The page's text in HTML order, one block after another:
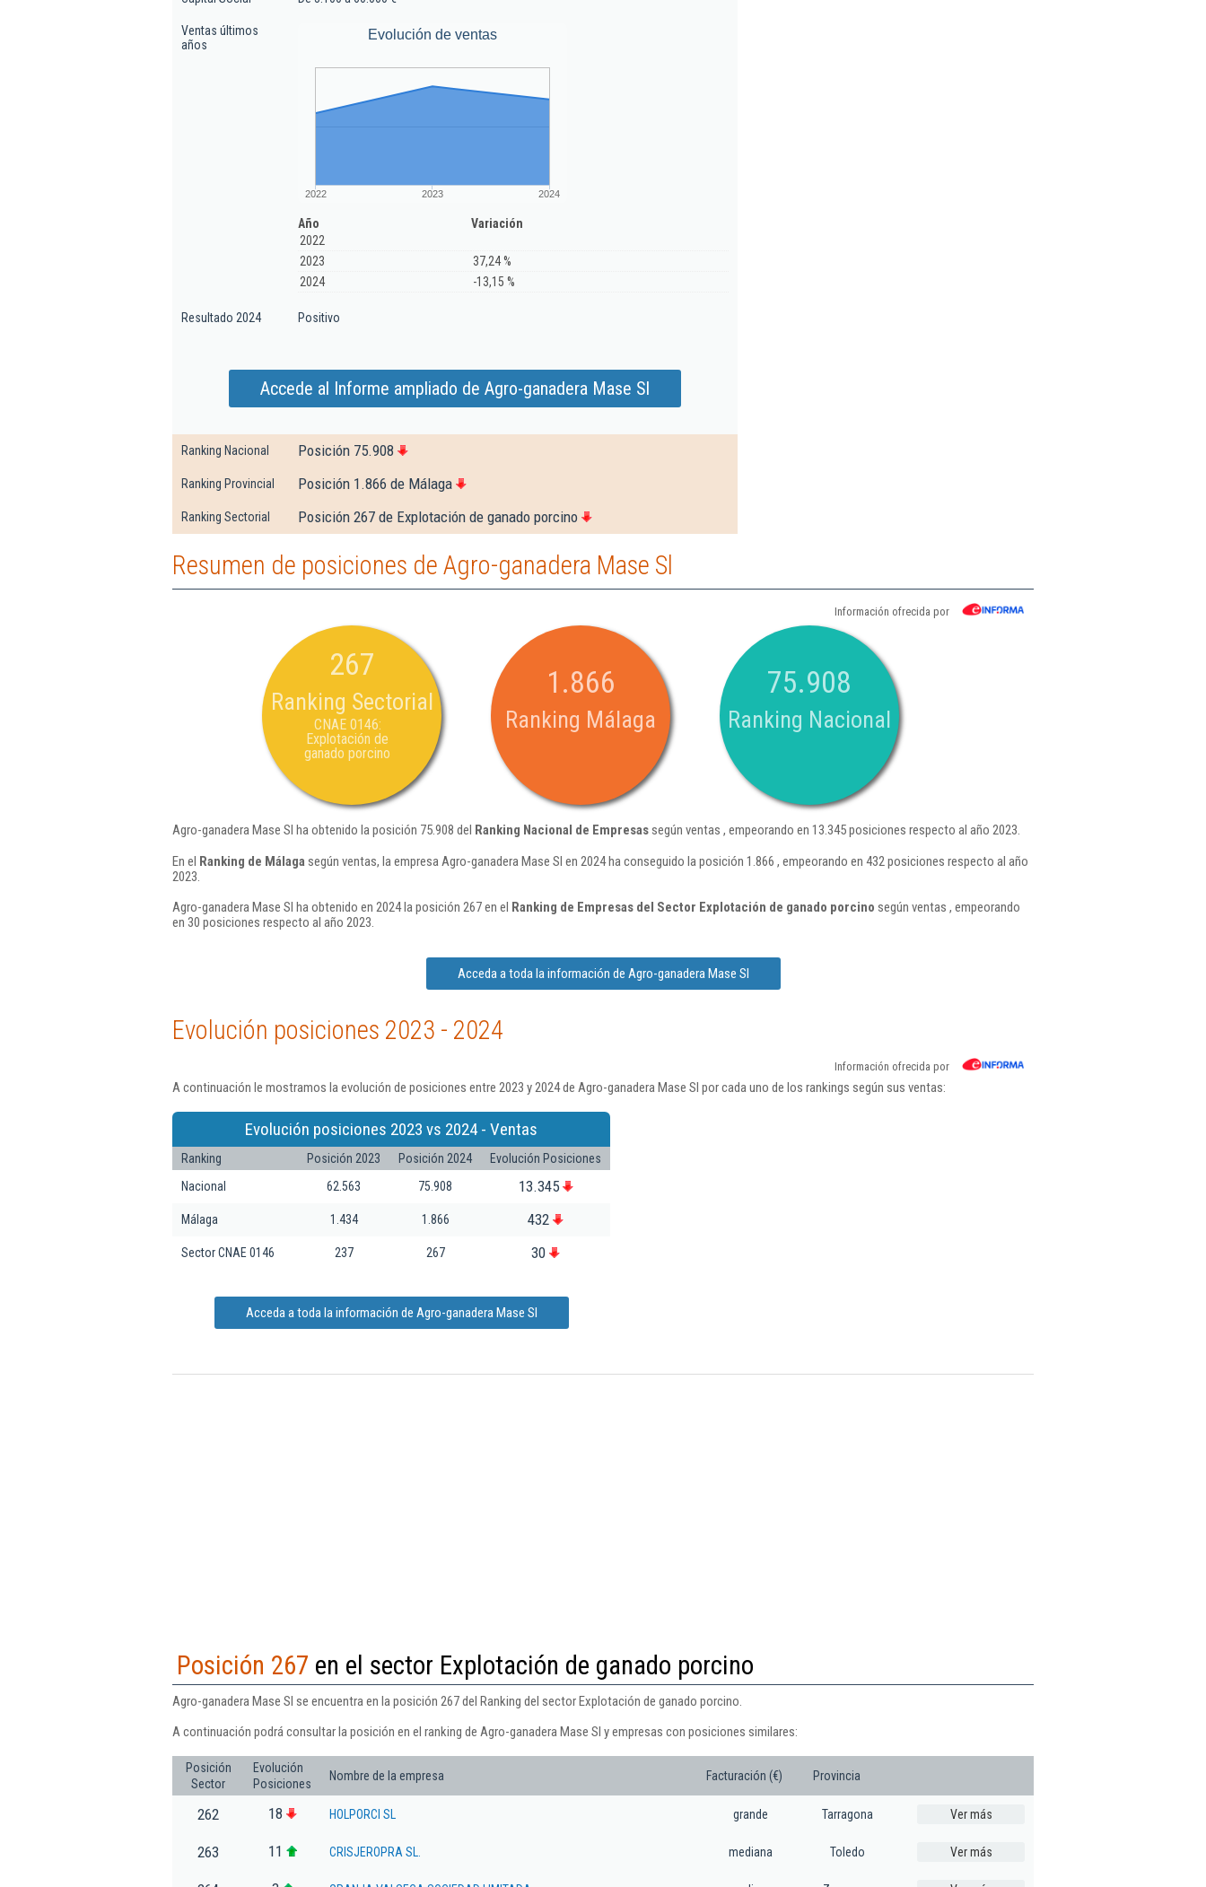
Ventas últimos
años
Evolución de ventas
2022 2023 2024
Año
Variación
2022
2023
37,24 %
2024
-13,15 %
Resultado 2024 Positivo
Accede al Informe ampliado de Agro-ganadera Mase Sl
Ranking Nacional Posición 75.908
Ranking Provincial Posición 1.866 de Málaga
Ranking Sectorial Posición 267 de Explotación de ganado porcino
Resumen de posiciones de Agro-ganadera Mase Sl
Información ofrecida por
267
Ranking Sectorial
CNAE 0146:
Explotación de
ganado porcino
1.866
Ranking Málaga
75.908
Ranking Nacional
Agro-ganadera Mase Sl ha obtenido la posición 75.908 del Ranking Nacional de Empresassegún ventas , empeorando en 13.345 posiciones respecto al año 2023.
En el Ranking de Málaga según ventas, la empresa Agro-ganadera Mase Sl en 2024 ha conseguido la posición 1.866 , empeorando en 432 posiciones respecto al año
2023.
Agro-ganadera Mase Sl ha obtenido en 2024 la posición 267 en el Ranking de Empresas del Sector Explotación de ganado porcino según ventas , empeorando
en 30 posiciones respecto al año 2023.
Acceda a toda la información de Agro-ganadera Mase Sl
Evolución posiciones 2023 - 2024
Información ofrecida por
A continuación le mostramos la evolución de posiciones entre 2023 y 2024 de Agro-ganadera Mase Sl por cada uno de los rankings según sus ventas:
Evolución posiciones 2023 vs 2024 - Ventas
Ranking Posición 2023 Posición 2024
Evolución Posiciones
Nacional
62.563 75.908 13.345
Málaga 1.434 1.866 432
Sector CNAE 0146 237 267 30
Acceda a toda la información de Agro-ganadera Mase Sl
Posición 267 en el sector Explotación de ganado porcino
Agro-ganadera Mase Sl se encuentra en la posición 267 del Ranking del sector Explotación de ganado porcino.
A continuación podrá consultar la posición en el ranking de Agro-ganadera Mase Sl y empresas con posiciones similares:
Posición
Sector
Evolución
Posiciones
Nombre de la empresa Facturación (€) Provincia
262 18 HOLPORCI SL grande Tarragona Ver más
263 11 CRISJEROPRA SL. mediana Toledo Ver más